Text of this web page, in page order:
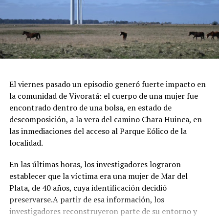
pinar.
Espectáculos y Área Kids: Shows de artistas locales e
invitados en el escenario principal, junto a una zona
dedicada exclusivamente al entretenimiento infantil con
arboledas y dejarse tentar por una taza de chocolate
caliente mientras se disfruta de buena música es el plan
perfecto para escaparse de la rutina este fin de semana
largo.
INFORMACIÓN GENERAL DEL EVENTO
Evento: 30° Fiesta Nacional del Chocolate Artesanal
(ChocoGesell)
Fecha: Fin de semana largo del 17 de Agosto de 2026
Horario: De 11:00 a 21:00 hs.
Lugar: Pinar del Norte (Alameda 202 y Calle 303, Villa
El viernes pasado un episodio generó fuerte impacto en
la comunidad de Vivoratá: el cuerpo de una mujer fue
encontrado dentro de una bolsa, en estado de
descomposición, a la vera del camino Chara Huinca, en
las inmediaciones del acceso al Parque Eólico de la
localidad.
En las últimas horas, los investigadores lograron
establecer que la víctima era una mujer de Mar del
Plata, de 40 años, cuya identificación decidió
preservarse.A partir de esa información, los
investigadores reconstruyeron parte de su entorno y